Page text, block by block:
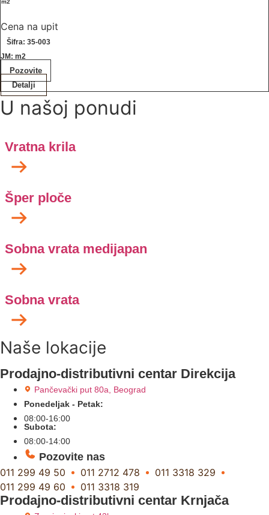
m2
Cena na upit
Šifra: 35-003
JM: m2
Pozovite
Detalji
U našoj ponudi
Vratna krila
Šper ploče
Sobna vrata medijapan
Sobna vrata
Naše lokacije
Prodajno-distributivni centar Direkcija
Pančevački put 80a, Beograd
Ponedeljak - Petak:
08:00-16:00
Subota:
08:00-14:00
Pozovite nas
011 299 49 50
011 2712 478
011 3318 329
011 299 49 60
011 3318 319
Prodajno-distributivni centar Krnjača